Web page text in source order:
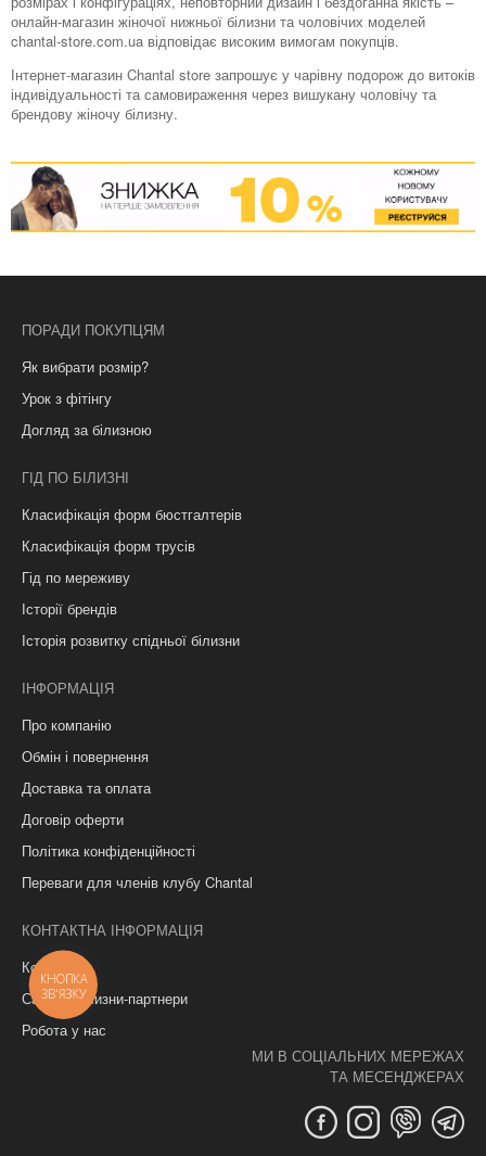
онлайн-магазин жіночої нижньої білизни та чоловічих моделей
chantal-store.com.ua відповідає високим вимогам покупців.
Інтернет-магазин Chantal store запрошує у чарівну подорож до витоків
індивідуальності та самовираження через вишукану чоловічу та
брендову жіночу білизну.
ПОРАДИ ПОКУПЦЯМ
Як вибрати розмір?
Урок з фітінгу
Догляд за білизною
ГІД ПО БІЛИЗНІ
Класифікація форм бюстгалтерів
Класифікація форм трусів
Гід по мереживу
Історії брендів
Історія розвитку спідньої білизни
ІНФОРМАЦІЯ
Про компанію
Обмін і повернення
Доставка та оплата
Договір оферти
Політика конфіденційності
Переваги для членів клубу Chantal
КОНТАКТНА ІНФОРМАЦІЯ
Контакти
Салони білизни-партнери
Робота у нас
МИ В СОЦІАЛЬНИХ МЕРЕЖАХ
ТА МЕСЕНДЖЕРАХ
КНОПКА
ЗВ'ЯЗКУ